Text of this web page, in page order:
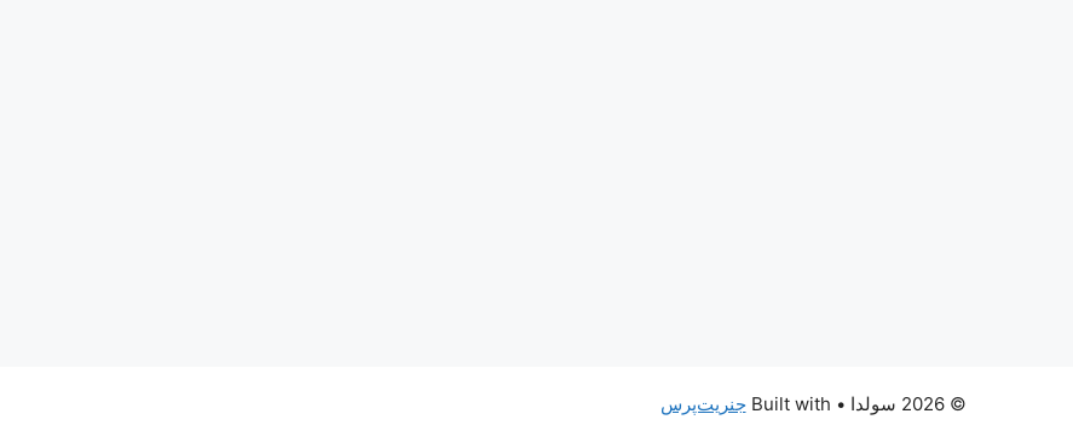
© 2026 سولدا • Built with جنریت‌پرس